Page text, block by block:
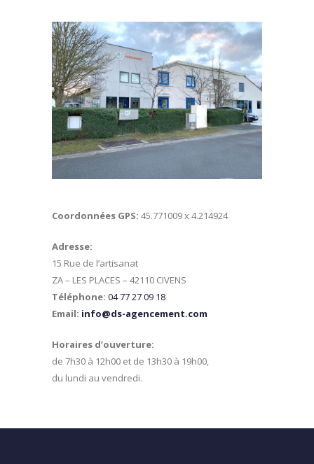
Coordonnées GPS: 45.771009 x 4.214924
Adresse:
15 Rue de l’artisanat
ZA – LES PLACES – 42110 CIVENS
Téléphone: 04 77 27 09 18
Email: info@ds-agencement.com
Horaires d’ouverture:
de 7h30 à 12h00 et de 13h30 à 19h00,
du lundi au vendredi.